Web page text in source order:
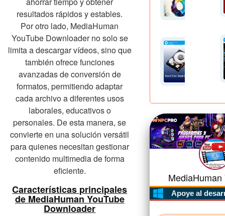
resultados rápidos y estables.
Por otro lado, MediaHuman
YouTube Downloader no solo se
limita a descargar vídeos, sino que
también ofrece funciones
avanzadas de conversión de
formatos, permitiendo adaptar
cada archivo a diferentes usos
laborales, educativos o
personales. De esta manera, se
convierte en una solución versátil
para quienes necesitan gestionar
contenido multimedia de forma
eficiente.
Características principales
de MediaHuman YouTube
Downloader
MediaHuman
Apoye al